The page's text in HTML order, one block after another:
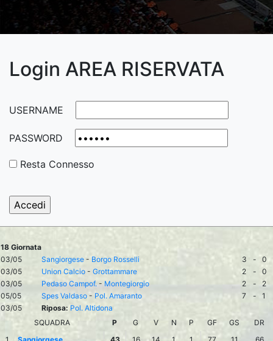
Login AREA RISERVATA
USERNAME
PASSWORD
Resta Connesso
18 Giornata
03/05
Sangiorgese - Borgo Rosselli 3 -
0
03/05
Union Calcio - Grottammare 2 -
0
03/05
Pedaso Campof. - Montegiorgio 2 -
2
05/05
Spes Valdaso - Pol. Amaranto 7 -
1
03/05
Riposa: Pol. Altidona
SQUADRA
P G V N P GF GS
DR